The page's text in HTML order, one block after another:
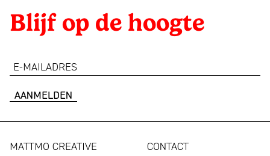
Blijf op de hoogte
e-
MATTMO CREATIVE
CONTACT